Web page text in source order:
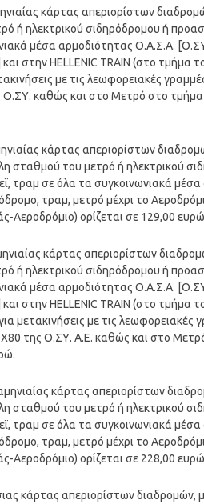
κάρτας απεριορίστων
ή ηλεκτρικού σιδηρόδρομου ή
μέσα αρμοδιότητας Ο.Α.Σ.Α.
και στην HELLENIC TRAIN (στο
με τις λεωφορειακές
Ο.ΣΥ. καθώς και στο Μετρό στο
κάρτας απεριορίστων
σταθμού του μετρό ή ηλεκτρικού
τραμ σε όλα τα συγκοινωνιακά
τραμ, μετρό μέχρι το
Αεροδρόμιο) ορίζεται σε 129,00
κάρτας απεριορίστων
ή ηλεκτρικού σιδηρόδρομου ή
μέσα αρμοδιότητας Ο.Α.Σ.Α.
και στην HELLENIC TRAIN (στο
μετακινήσεις με τις λεωφορειακές
Χ80 της Ο.ΣΥ. Α.Ε. καθώς και στο
κάρτας απεριορίστων
σταθμού του μετρό ή ηλεκτρικού
τραμ σε όλα τα συγκοινωνιακά
τραμ, μετρό μέχρι το
Αεροδρόμιο) ορίζεται σε 228,00
κάρτας απεριορίστων